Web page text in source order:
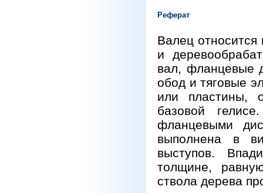
Реферат
Валец
и
вал, фланцевые
обод и тяговые
или пластины,
базовой
фланцевыми
выполнена в
выступов.
толщине,
ствола дерева